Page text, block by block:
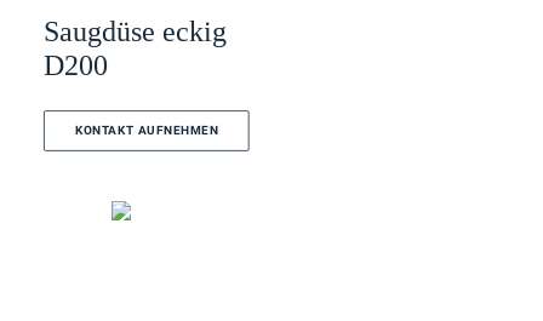
Saugdüse eckig
D200
KONTAKT AUFNEHMEN